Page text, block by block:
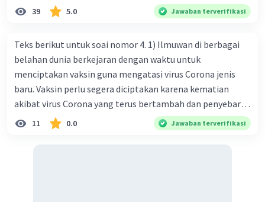
kelas satu. Sedangkan aku? Aku waktu itu baru saja pindah
ke kota kecil ini. Makna kata bercetak tebal dalam kutipan
baik
39 5.0 Jawaban terverifikasi
Teks berikut untuk soai nomor 4. 1) Ilmuwan di berbagai
belahan dunia berkejaran dengan waktu untuk
menciptakan vaksin guna mengatasi virus Corona jenis
baru. Vaksin perlu segera diciptakan karena kematian
akibat virus Corona yang terus bertambah dan penyebaran
virus yang kian meluas. 2) Pada Jum'at (7-2-2020), Komisi
Kesehatan Nasional Cina mencatat jumlah kematian
11 0.0 Jawaban terverifikasi